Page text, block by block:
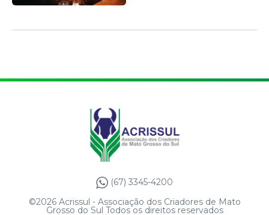
(67) 3345-4200
©2026 Acrissul - Associação dos Criadores de Mato
Grosso do Sul Todos os direitos reservados